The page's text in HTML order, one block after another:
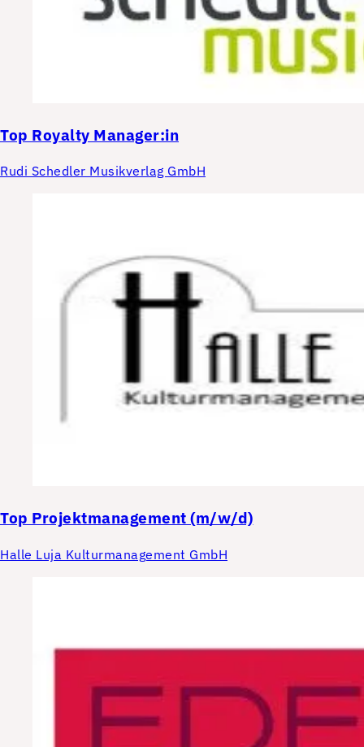
Top Royalty Manager:in
Rudi Schedler Musikverlag GmbH
Top Projektmanagement (m/w/d)
Halle Luja Kulturmanagement GmbH